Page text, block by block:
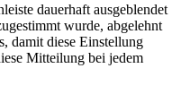
dauerhaft ausgeblendet
wurde, abgelehnt
damit diese Einstellung
Mitteilung bei jedem